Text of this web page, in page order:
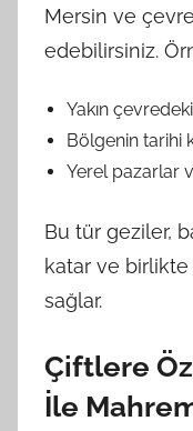
Mersin ve
edebilirsiniz.
Yakın
Bölgenin tarihi
Yerel pazarlar
Bu tür geziler,
katar ve birlikte
sağlar.
Çiftlere
İle